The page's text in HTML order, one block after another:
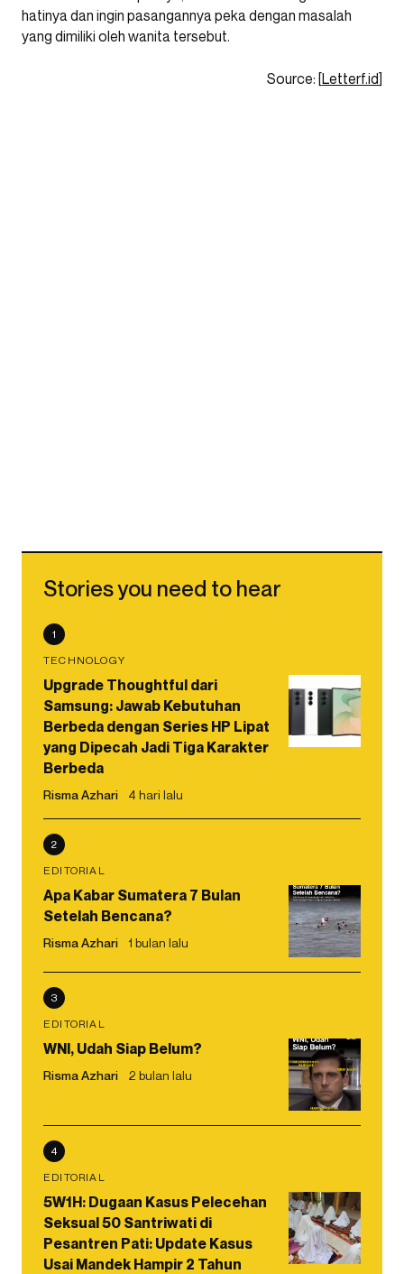
hatinya dan ingin pasangannya peka dengan masalah
yang dimiliki oleh wanita tersebut.
Source: [Letterf.id]
Stories you need to hear
1
TECHNOLOGY
Upgrade Thoughtful dari
Samsung: Jawab Kebutuhan
Berbeda dengan Series HP Lipat
yang Dipecah Jadi Tiga Karakter
Berbeda
Risma Azhari 4 hari lalu
2
EDITORIAL
Apa Kabar Sumatera 7 Bulan
Setelah Bencana?
Risma Azhari 1 bulan lalu
3
EDITORIAL
WNI, Udah Siap Belum?
Risma Azhari 2 bulan lalu
4
EDITORIAL
5W1H: Dugaan Kasus Pelecehan
Seksual 50 Santriwati di
Pesantren Pati: Update Kasus
Usai Mandek Hampir 2 Tahun